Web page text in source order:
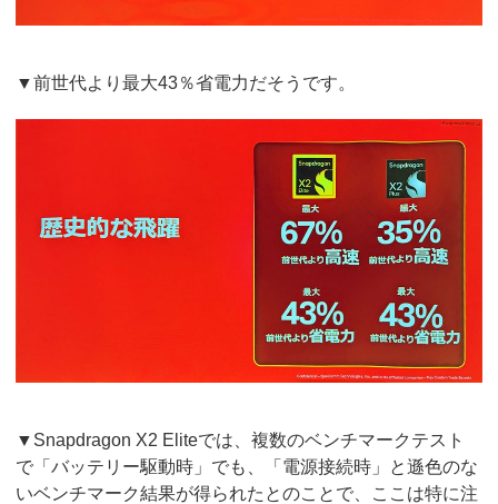
▼前世代より最大43％省電力だそうです。
▼Snapdragon X2 Eliteでは、複数のベンチマークテスト
で「バッテリー駆動時」でも、「電源接続時」と遜色のな
いベンチマーク結果が得られたとのことで、ここは特に注